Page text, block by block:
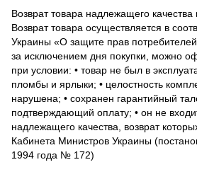
Возврат товара надлежащего качества
Возврат товара осуществляется в
Украины «О защите прав
за исключением дня покупки, можно
при условии: • товар не был в
пломбы и ярлыки; • целостность
нарушена; • сохранен гарантийный
подтверждающий оплату; • он не
надлежащего качества, возврат
Кабинета Министров Украины
1994 года № 172)